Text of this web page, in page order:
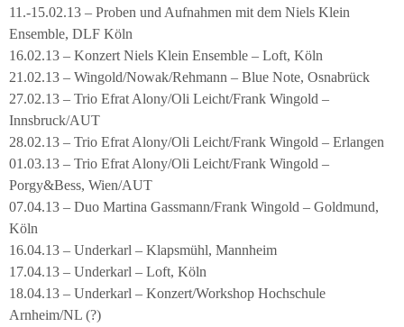
11.-15.02.13 – Proben und Aufnahmen mit dem Niels Klein
Ensemble, DLF Köln
16.02.13 – Konzert Niels Klein Ensemble – Loft, Köln
21.02.13 – Wingold/Nowak/Rehmann – Blue Note, Osnabrück
27.02.13 – Trio Efrat Alony/Oli Leicht/Frank Wingold –
Innsbruck/AUT
28.02.13 – Trio Efrat Alony/Oli Leicht/Frank Wingold – Erlangen
01.03.13 – Trio Efrat Alony/Oli Leicht/Frank Wingold –
Porgy&Bess, Wien/AUT
07.04.13 – Duo Martina Gassmann/Frank Wingold – Goldmund,
Köln
16.04.13 – Underkarl – Klapsmühl, Mannheim
17.04.13 – Underkarl – Loft, Köln
18.04.13 – Underkarl – Konzert/Workshop Hochschule
Arnheim/NL (?)